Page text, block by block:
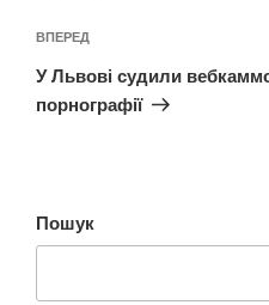
Наступний
запис
ВПЕРЕД
У Львові судили
порнографії
Пошук